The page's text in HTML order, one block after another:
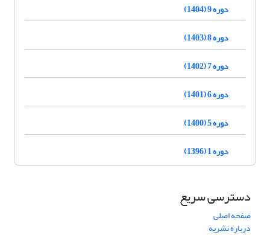
دوره 9 (1404)
دوره 8 (1403)
دوره 7 (1402)
دوره 6 (1401)
دوره 5 (1400)
دوره 1 (1396)
دسترسی سریع
صفحه اصلی
درباره نشریه